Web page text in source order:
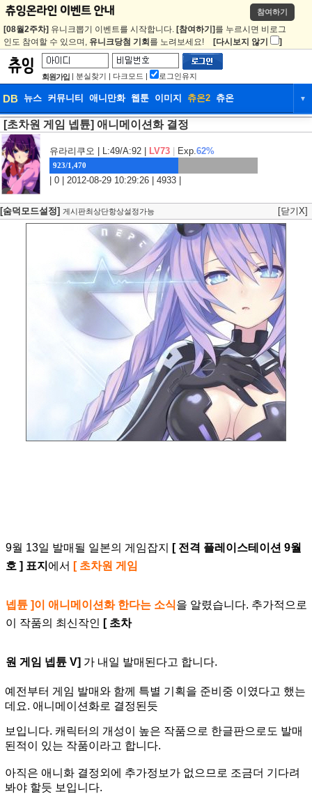
참여하기
[08월2주차] 유니크뽑기 이벤트를 시작합니다. [참여하기] 를 누르시면 비로그
인도 참여할 수 있으며, 유니크당첨 기회 를 노려보세요! [다시보지 않기 ]
회원가입 | 분실찾기 | 다크모드 | 로그인유지
DB 뉴스 커뮤니티 애니만화 웹툰 이미지 츄온2 츄온 ▼
DB 뉴스 커뮤니티
웹툰 이미지 츄온2
[초차원 게임 넵튠] 애니메이션화 결정
유라리쿠오 | L:49/A:92 | LV73 Exp.62%
923/1,470
| 0 | 2012-08-29 10:29:26 | 4933 |
[숨덕모드설정] 게시판최상단항상설정가능 [닫기X]
9월 13일 발매될 일본의 게임잡지
[ 전격 플레이스테이션 9월
호 ] 표지 에서 [ 초차원 게임
넵 튠 ]이 애니메이션화 한다는 소식을 알렸습니다. 추가적으로
이 작품의 최신작인 [ 초차
원 게임 넵튠 V] 가 내일 발매된다고 합니다.
예전부터 게임 발매와 함께 특별 기획을 준비중 이였다고 했는
데요. 애니메이션화로 결정된듯
보입니다. 캐릭터의 개성이 높은 작품으로 한글판으로도 발매
된적이 있는 작품이라고 합니다.
아직은 애니화 결정외에 추가정보가 없으므로 조금더 기다려
봐야 할듯 보입니다.